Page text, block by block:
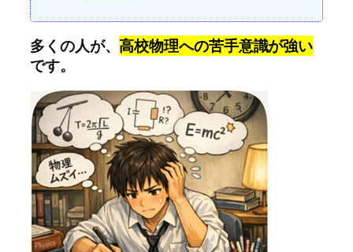
多くの人が、高校物理への苦手意識が強い
です。